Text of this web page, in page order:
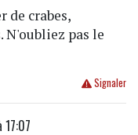
de crabes,
N'oubliez pas le
Signaler